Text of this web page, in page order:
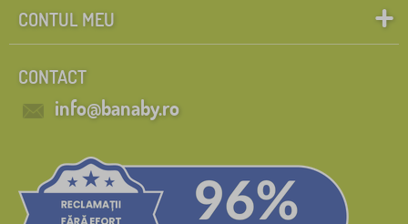
CONTUL MEU
CONTACT
info@banaby.ro